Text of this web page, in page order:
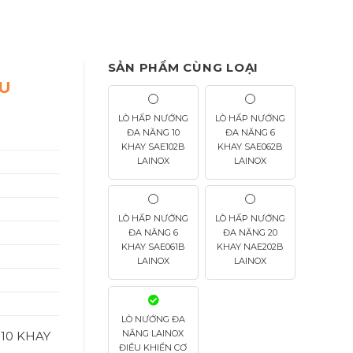
KHAY
SẢN PHẨM CÙNG LOẠI
LÒ HẤP NƯỚNG
ĐA NĂNG 10
KHAY SAE102B
LAINOX
LÒ HẤP NƯỚNG
ĐA NĂNG 6
KHAY SAE062B
LAINOX
LÒ HẤP NƯỚNG
ĐA NĂNG 6
KHAY SAE061B
LAINOX
LÒ HẤP NƯỚNG
ĐA NĂNG 20
KHAY NAE202B
LAINOX
LÒ NƯỚNG ĐA
NĂNG LAINOX
ĐIỀU KHIỂN CƠ